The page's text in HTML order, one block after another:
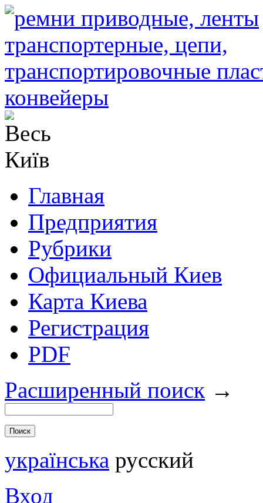
Главная
Предприятия
Рубрики
Официальный Киев
Карта Киева
Регистрация
PDF
Расширенный поиск →
українська русский
Вход